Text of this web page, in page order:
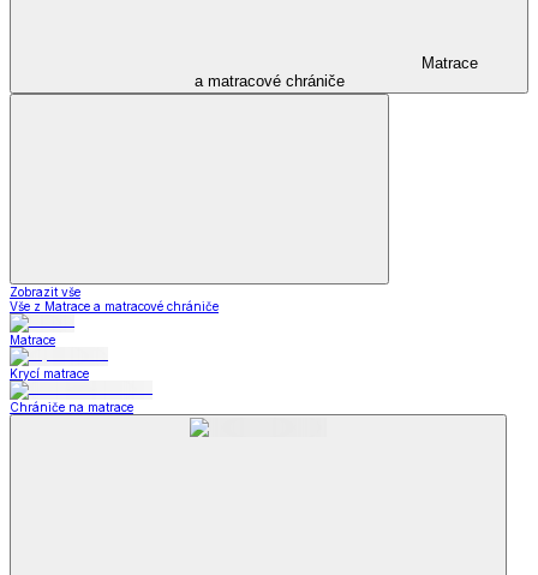
Matrace
a matracové chrániče
Zobrazit vše
Vše z Matrace a matracové chrániče
Matrace
Krycí matrace
Chrániče na matrace